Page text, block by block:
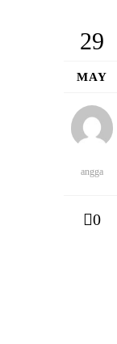
29
MAY
angga
0